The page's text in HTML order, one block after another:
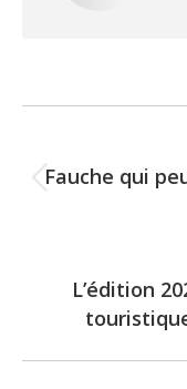
Fauche qui
L’édition